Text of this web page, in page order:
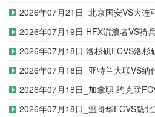
2026年07月21日_北京国安VS大连可为 足
2026年07月19日 HFX流浪者VS骑兵队
2026年07月18日 洛杉矶FCVS洛杉矶银
2026年07月18日_亚特兰大联VS纳什维尔SC
2026年07月18日_加拿职 约克联FCVS渥太
2026年07月18日_温哥华FCVS魁北克苏普拉